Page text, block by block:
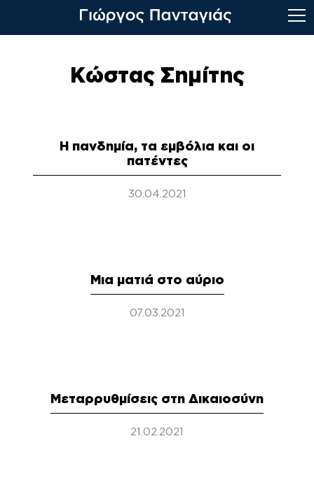
Κώστας Σημίτης
Η πανδημία, τα εμβόλια και οι
πατέντες
30.04.2021
Μια ματιά στο αύριο
07.03.2021
Μεταρρυθμίσεις στη Δικαιοσύνη
21.02.2021